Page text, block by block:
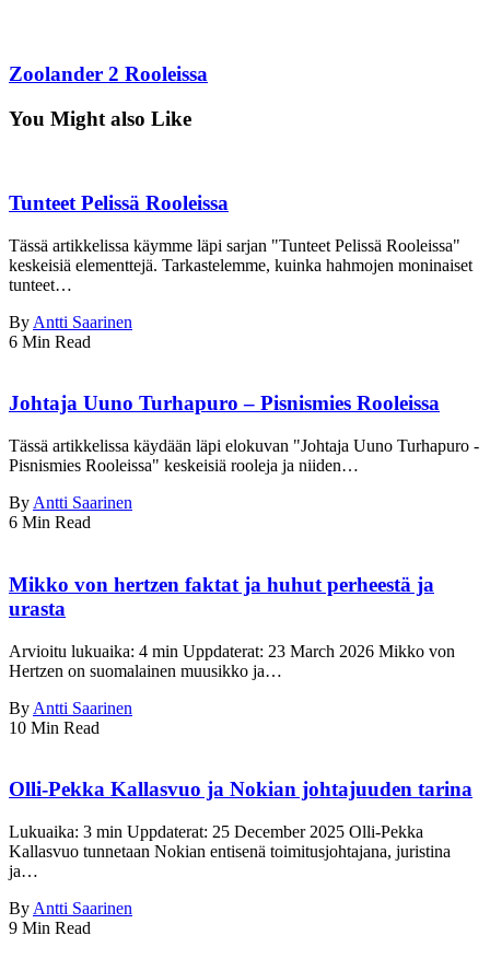
Zoolander 2 Rooleissa
You Might also Like
Tunteet Pelissä Rooleissa
Tässä artikkelissa käymme läpi sarjan "Tunteet Pelissä Rooleissa"
keskeisiä elementtejä. Tarkastelemme, kuinka hahmojen moninaiset
tunteet…
By Antti Saarinen
6 Min Read
Johtaja Uuno Turhapuro – Pisnismies Rooleissa
Tässä artikkelissa käydään läpi elokuvan "Johtaja Uuno Turhapuro -
Pisnismies Rooleissa" keskeisiä rooleja ja niiden…
By Antti Saarinen
6 Min Read
Mikko von hertzen faktat ja huhut perheestä ja
urasta
Arvioitu lukuaika: 4 min Uppdaterat: 23 March 2026 Mikko von
Hertzen on suomalainen muusikko ja…
By Antti Saarinen
10 Min Read
Olli-Pekka Kallasvuo ja Nokian johtajuuden tarina
Lukuaika: 3 min Uppdaterat: 25 December 2025 Olli-Pekka
Kallasvuo tunnetaan Nokian entisenä toimitusjohtajana, juristina
ja…
By Antti Saarinen
9 Min Read